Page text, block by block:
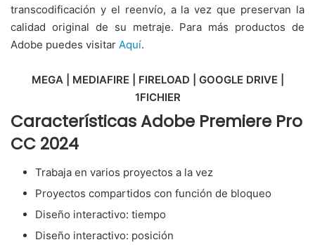
transcodificación y el reenvío, a la vez que preservan la
calidad original de su metraje. Para más productos de
Adobe puedes visitar Aquí.
MEGA | MEDIAFIRE | FIRELOAD | GOOGLE DRIVE |
1FICHIER
Características Adobe Premiere Pro
CC 2024
Trabaja en varios proyectos a la vez
Proyectos compartidos con función de bloqueo
Diseño interactivo: tiempo
Diseño interactivo: posición